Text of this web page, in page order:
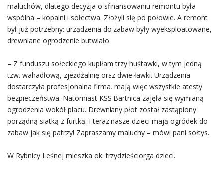
maluchów, dlatego decyzja o sfinansowaniu remontu była
wspólna – kopalni i sołectwa. Złożyli się po połowie. A remont
był już potrzebny: urządzenia do zabaw były wyeksploatowane,
drewniane ogrodzenie butwiało.
– Z funduszu sołeckiego kupiłam trzy huśtawki, w tym jedną
tzw. wahadłową, zjeżdżalnię oraz dwie ławki. Urządzenia
dostarczyła profesjonalna firma, mają więc wszystkie atesty
bezpieczeństwa. Natomiast KSS Bartnica zajęła się wymianą
ogrodzenia wokół placu. Drewniany płot został zastąpiony
porządną siatką z furtką. I teraz nasze dzieci mają ogródek do
zabaw jak się patrzy! Zapraszamy maluchy – mówi pani sołtys.
W Rybnicy Leśnej mieszka ok. trzydzieściorga dzieci.